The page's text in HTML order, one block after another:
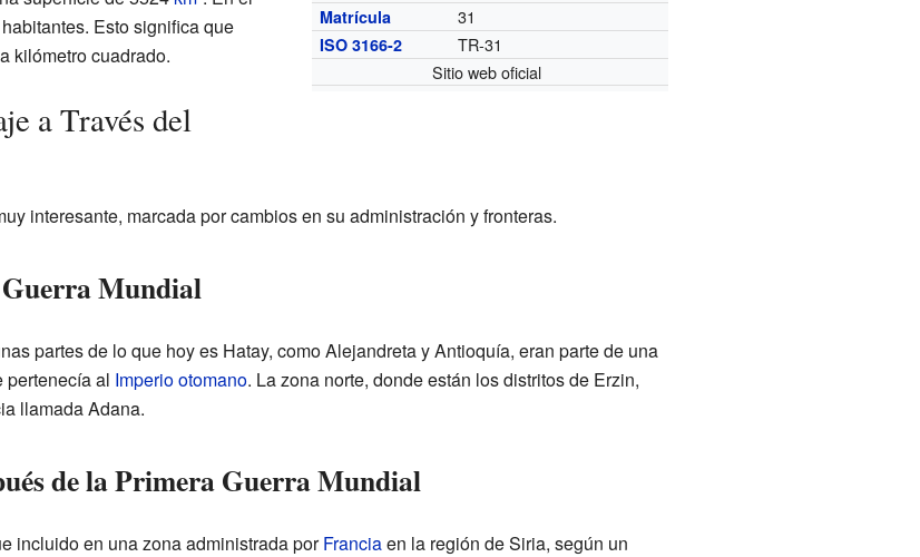
Matrícula 31
ISO 3166-2
TR-31
Sitio web oficial
Esto significa que
kilómetro cuadrado.
a Través del
interesante, marcada por cambios en su administración y fronteras.
Mundial
partes de lo que hoy es Hatay, como Alejandreta y Antioquía, eran parte de una
pertenecía al Imperio otomano. La zona norte, donde están los distritos de Erzin,
llamada Adana.
de la Primera Guerra Mundial
incluido en una zona administrada porFranciaen la región de Siria, según un